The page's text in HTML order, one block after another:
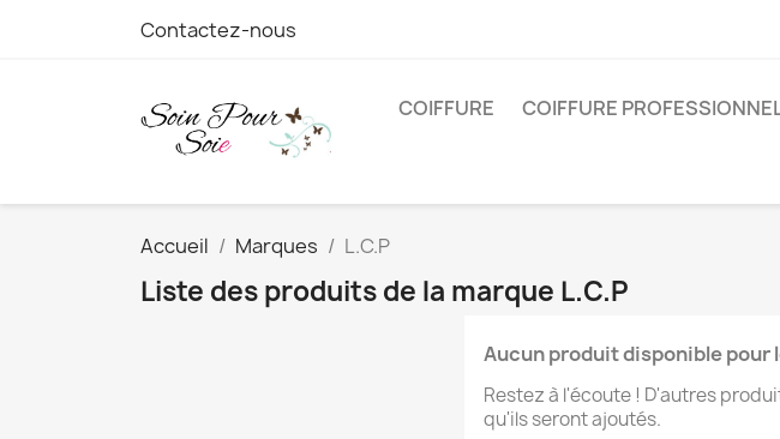
Contactez-nous
COIFFURE COIFFURE
Accueil Marques L.C.P
Liste des produits de la marque L.C.P
Aucun produit disponible pour
Restez à l'écoute ! D'autres
qu'ils seront ajoutés.